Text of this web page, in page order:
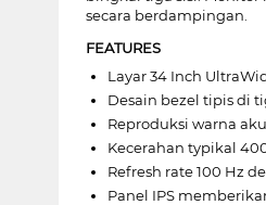
secara berdampingan.
FEATURES
Layar 34 Inch
Desain bezel tipis di
Reproduksi warna
Kecerahan typikal
Refresh rate 100 Hz
Panel IPS